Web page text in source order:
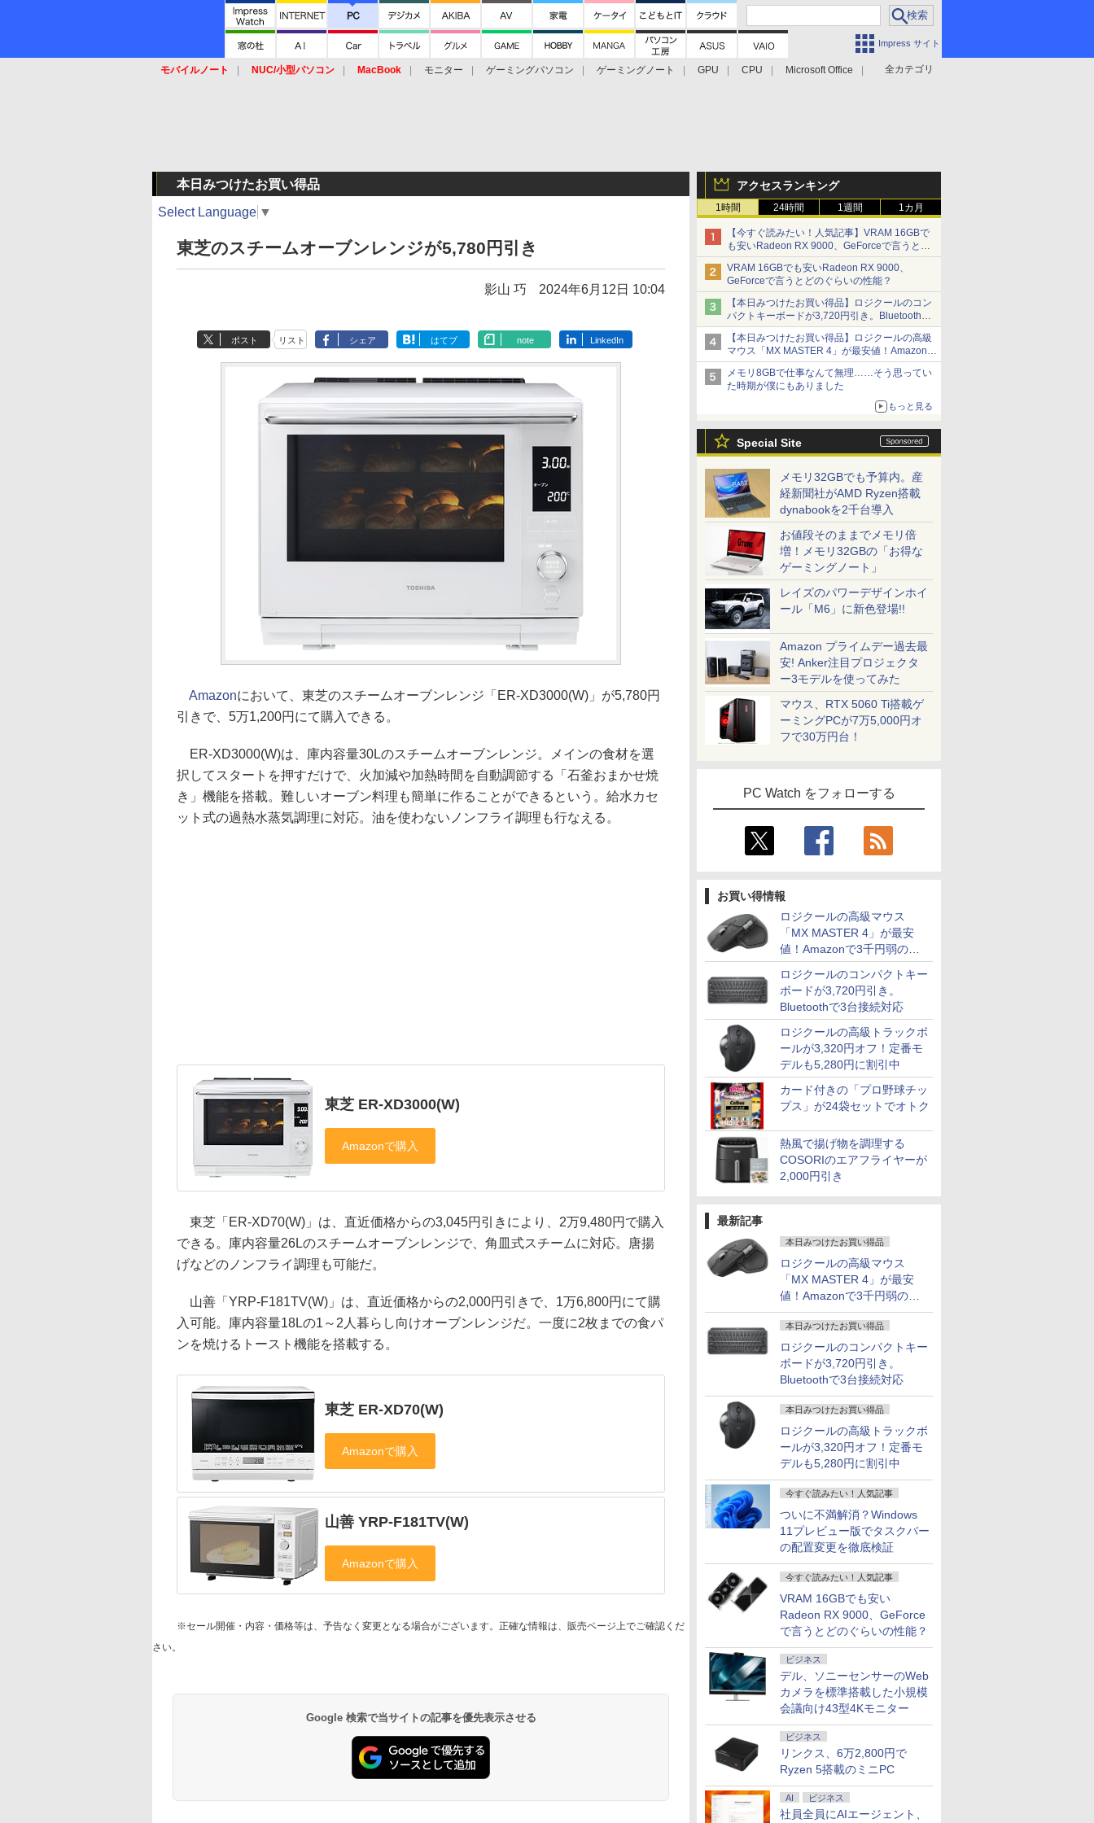
Impress サイト
全カテゴリ
モバイルノート NUC/小型パソコン MacBook モニター ゲーミングパソコン ゲーミングノート GPU CPU
Microsoft Office
アクセスランキング
1時間 24時間 1週間 1カ月
【今すぐ読みたい！人気記事】VRAM 16GBで
も安いRadeon RX 9000、GeForceで言うとど
のぐらいの性能？ - PC Watch
VRAM 16GBでも安いRadeon RX 9000、
GeForceで言うとどのぐらいの性能？
【本日みつけたお買い得品】ロジクールのコン
パクトキーボードが3,720円引き。Bluetoothで3
台接続対応
【本日みつけたお買い得品】ロジクールの高級
マウス「MX MASTER 4」が最安値！Amazonで
3千円弱の割引
メモリ8GBで仕事なんて無理……そう思ってい
た時期が僕にもありました
もっと見る
Special Site
メモリ32GBでも予算内。産
経新聞社がAMD Ryzen搭載
dynabookを2千台導入
お値段そのままでメモリ倍
増！メモリ32GBの「お得な
ゲーミングノート」
レイズのパワーデザインホイ
ール「M6」に新色登場!!
Amazon プライムデー過去最
安! Anker注目プロジェクタ
ー3モデルを使ってみた
マウス、RTX 5060 Ti搭載ゲ
ーミングPCが7万5,000円オ
フで30万円台！
PC Watch をフォローする
お買い得情報
ロジクールの高級マウス
「MX MASTER 4」が最安
値！Amazonで3千円弱の割
引
ロジクールのコンパクトキー
ボードが3,720円引き。
Bluetoothで3台接続対応
ロジクールの高級トラックボ
ールが3,320円オフ！定番モ
デルも5,280円に割引中
カード付きの「プロ野球チッ
プス」が24袋セットでオトク
熱風で揚げ物を調理する
COSORIのエアフライヤーが
2,000円引き
最新記事
本日みつけたお買い得品
ロジクールの高級マウス
「MX MASTER 4」が最安
値！Amazonで3千円弱の割
引
本日みつけたお買い得品
ロジクールのコンパクトキー
ボードが3,720円引き。
Bluetoothで3台接続対応
本日みつけたお買い得品
ロジクールの高級トラックボ
ールが3,320円オフ！定番モ
デルも5,280円に割引中
今すぐ読みたい！人気記事
ついに不満解消？Windows
11プレビュー版でタスクバー
の配置変更を徹底検証
今すぐ読みたい！人気記事
VRAM 16GBでも安い
Radeon RX 9000、GeForce
で言うとどのぐらいの性能？
ビジネス
デル、ソニーセンサーのWeb
カメラを標準搭載した小規模
会議向け43型4Kモニター
ビジネス
リンクス、6万2,800円で
Ryzen 5搭載のミニPC
AI ビジネス
社員全員にAIエージェント、
本日みつけたお買い得品
Select Language ▼
東芝のスチームオーブンレンジが5,780円引き
影山 巧 2024年6月12日 10:04
ポスト リスト シェア はてブ note LinkedIn
Amazonにおいて、東芝のスチームオーブンレンジ「ER-XD3000(W)」が5,780円
引きで、5万1,200円にて購入できる。
ER-XD3000(W)は、庫内容量30Lのスチームオーブンレンジ。メインの食材を選
択してスタートを押すだけで、火加減や加熱時間を自動調節する「石釜おまかせ焼
き」機能を搭載。難しいオーブン料理も簡単に作ることができるという。給水カセ
ット式の過熱水蒸気調理に対応。油を使わないノンフライ調理も行なえる。
東芝 ER-XD3000(W)
東芝「ER-XD70(W)」は、直近価格からの3,045円引きにより、2万9,480円で購入
できる。庫内容量26Lのスチームオーブンレンジで、角皿式スチームに対応。唐揚
げなどのノンフライ調理も可能だ。
山善「YRP-F181TV(W)」は、直近価格からの2,000円引きで、1万6,800円にて購
入可能。庫内容量18Lの1～2人暮らし向けオーブンレンジだ。一度に2枚までの食パ
ンを焼けるトースト機能を搭載する。
東芝 ER-XD70(W)
山善 YRP-F181TV(W)
※セール開催・内容・価格等は、予告なく変更となる場合がございます。正確な情報は、販売ページ上でご確認くだ
さい。
Google 検索で当サイトの記事を優先表示させる